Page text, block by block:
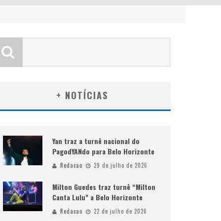
+ NOTÍCIAS
Yan traz a turnê nacional do
PagodYANdo para Belo Horizonte
Redacao 29 de julho de 2026
Milton Guedes traz turnê “Milton
Canta Lulu” a Belo Horizonte
Redacao 22 de julho de 2026